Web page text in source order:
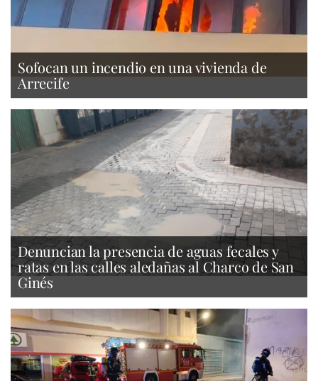
Sofocan un incendio en una vivienda de
Arrecife
Denuncian la presencia de aguas fecales y
ratas en las calles aledañas al Charco de San
Ginés